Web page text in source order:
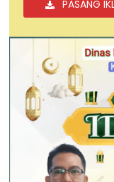
PASANG